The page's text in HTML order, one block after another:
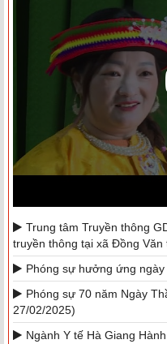
Trung tâm Truyền thông
truyền thông tại xã Đồng Văn
Phóng sự hưởng ứng
Phóng sự 70 năm Ngày
27/02/2025)
Ngành Y tế Hà Giang